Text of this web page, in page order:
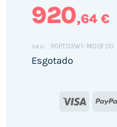
920,64 €
SKU: 90PT03W1-M00F00
Esgotado
Visa